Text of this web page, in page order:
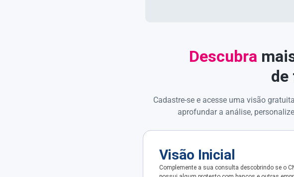
Descubra
de
Cadastre-se e acesse uma visão
aprofundar a análise,
Visão Inicial
Complemente a sua consulta descobrindo se o